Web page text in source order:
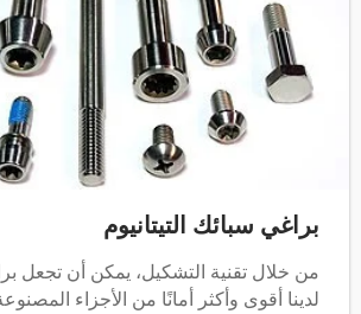
براغي سبائك التيتانيوم
من خلال تقنية التشكيل، يمكن أن تجعل
لدينا أقوى وأكثر أمانًا من الأجزاء